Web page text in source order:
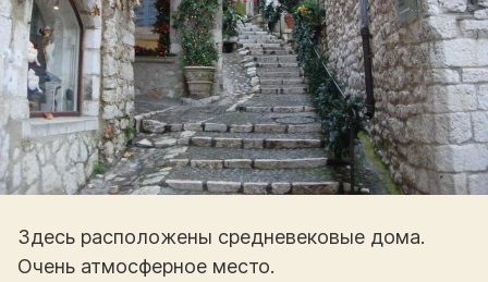
Здесь расположены средневековые дома.
Очень атмосферное место.